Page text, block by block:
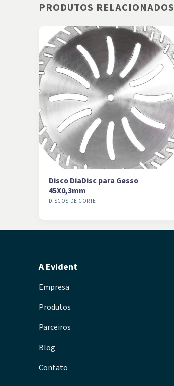
PRODUTOS RELACIONADOS
DISCOS DE CORTE
Disco DiaDisc para Gesso
45X0,3mm
A Evident
Empresa
Produtos
Parceiros
Blog
Contato